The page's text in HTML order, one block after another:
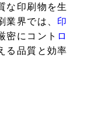
な印刷物を生
業界では、 印
密にコント ロ
る品質と効率